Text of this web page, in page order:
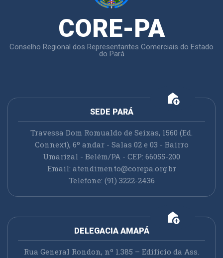
CORE-PA
Conselho Regional dos Representantes Comerciais do Estado
do Pará
add_home
SEDE PARÁ
Travessa Dom Romualdo de Seixas, 1560 (Ed.
Connext), 6º andar - Salas 02 e 03 - Bairro
Umarizal - Belém/PA - CEP: 66055-200
Email: atendimento@corepa.org.br
Telefone: (91) 3222-2436
add_home
DELEGACIA AMAPÁ
Rua General Rondon, nº 1.385 – Edifício da Ass.